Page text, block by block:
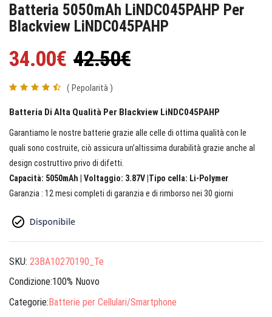
Batteria 5050mAh LiNDC045PAHP Per
Blackview LiNDC045PAHP
34.00€ 42.50€
( Pepolarità )
Batteria Di Alta Qualità Per Blackview LiNDC045PAHP
Garantiamo le nostre batterie grazie alle celle di ottima qualità con le
quali sono costruite, ciò assicura un’altissima durabilità grazie anche al
design costruttivo privo di difetti.
Capacità: 5050mAh | Voltaggio: 3.87V |Tipo cella: Li-Polymer
Garanzia : 12 mesi completi di garanzia e di rimborso nei 30 giorni
SKU: 23BA10270190_Te
Condizione:100% Nuovo
Categorie:Batterie per Cellulari/Smartphone